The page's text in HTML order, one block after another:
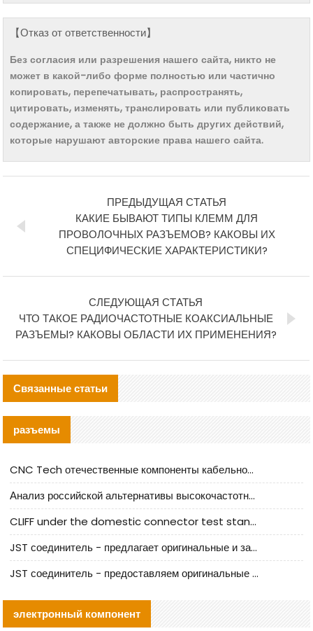
【Отказ от ответственности】
Без согласия или разрешения нашего сайта, никто не
может в какой-либо форме полностью или частично
копировать, перепечатывать, распространять,
цитировать, изменять, транслировать или публиковать
содержание, а также не должно быть других действий,
которые нарушают авторские права нашего сайта.
ПРЕДЫДУЩАЯ СТАТЬЯ
КАКИЕ БЫВАЮТ ТИПЫ КЛЕММ ДЛЯ
ПРОВОЛОЧНЫХ РАЗЪЕМОВ? КАКОВЫ ИХ
СПЕЦИФИЧЕСКИЕ ХАРАКТЕРИСТИКИ?
СЛЕДУЮЩАЯ СТАТЬЯ
ЧТО ТАКОЕ РАДИОЧАСТОТНЫЕ КОАКСИАЛЬНЫЕ
РАЗЪЕМЫ? КАКОВЫ ОБЛАСТИ ИХ ПРИМЕНЕНИЯ?
Связанные статьи
разъемы
CNC Tech отечественные компоненты кабельной арматуры оценка и руководство по производственному внедрению
Анализ российской альтернативы высокочастотных кабельных колодцев I-PEX
CLIFF under the domestic connector test standard update
JST соединитель - предлагает оригинальные и заменяющие JST NSHR-02V-S соединители
JST соединитель - предоставляем оригинальные JST GHR-09V-S соединители и их аналоги
электронный компонент